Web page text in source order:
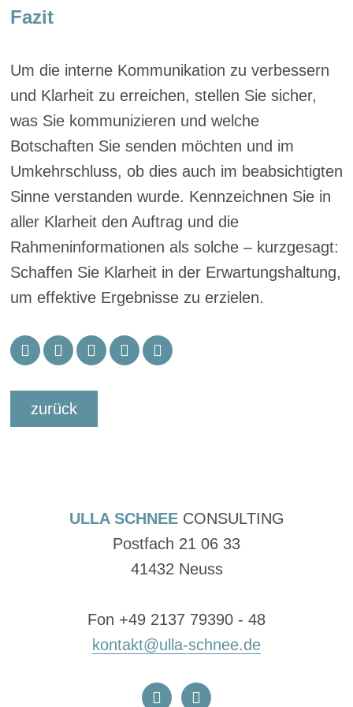
Fazit
Um die interne Kommunikation zu verbessern
und Klarheit zu erreichen, stellen Sie sicher,
was Sie kommunizieren und welche
Botschaften Sie senden möchten und im
Umkehrschluss, ob dies auch im beabsichtigten
Sinne verstanden wurde. Kennzeichnen Sie in
aller Klarheit den Auftrag und die
Rahmeninformationen als solche – kurzgesagt:
Schaffen Sie Klarheit in der Erwartungshaltung,
um effektive Ergebnisse zu erzielen.
zurück
ULLA SCHNEE CONSULTING
Postfach 21 06 33
41432 Neuss
Fon +49 2137 79390 - 48
kontakt@ulla-schnee.de